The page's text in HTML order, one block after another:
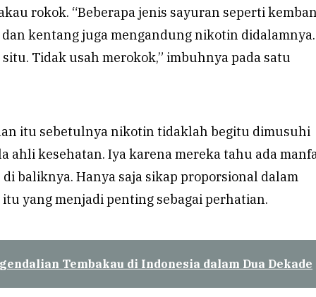
rokok. “Beberapa jenis sayuran seperti
kentang juga mengandung nikotin didalamnya.
Tidak usah merokok,” imbuhnya pada satu
itu sebetulnya nikotin tidaklah begitu dimusuhi
ahli kesehatan. Iya karena mereka tahu ada
baliknya. Hanya saja sikap proporsional dalam
yang menjadi penting sebagai perhatian.
Tembakau di Indonesia dalam Dua Dekade